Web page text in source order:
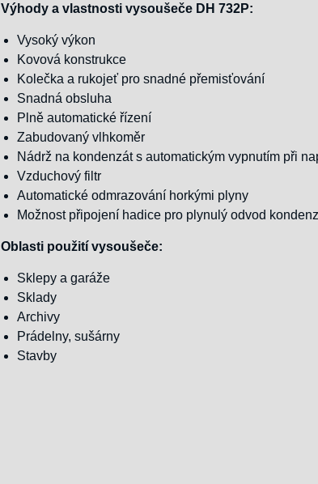
Výhody a vlastnosti vysoušeče DH 732P:
Vysoký výkon
Kovová konstrukce
Kolečka a rukojeť pro snadné přemisťování
Snadná obsluha
Plně automatické řízení
Zabudovaný vlhkoměr
Nádrž na kondenzát s automatickým vypnutím při
Vzduchový filtr
Automatické odmrazování horkými plyny
Možnost připojení hadice pro plynulý odvod
Oblasti použití vysoušeče:
Sklepy a garáže
Sklady
Archivy
Prádelny, sušárny
Stavby